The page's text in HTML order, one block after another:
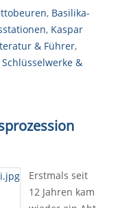
, Basilika-
, Kaspar
& Führer,
Schlüsselwerke &
Erstmals seit
12 Jahren kam